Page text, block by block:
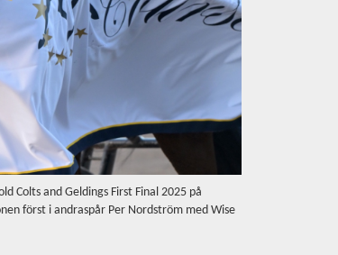
Colts and Geldings First Final 2025 på
först i andraspår Per Nordström med Wise